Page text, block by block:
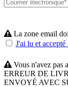
La zone email
J'ai lu et
Vous n'avez pas
ERREUR DE
ENVOYÉ AVEC